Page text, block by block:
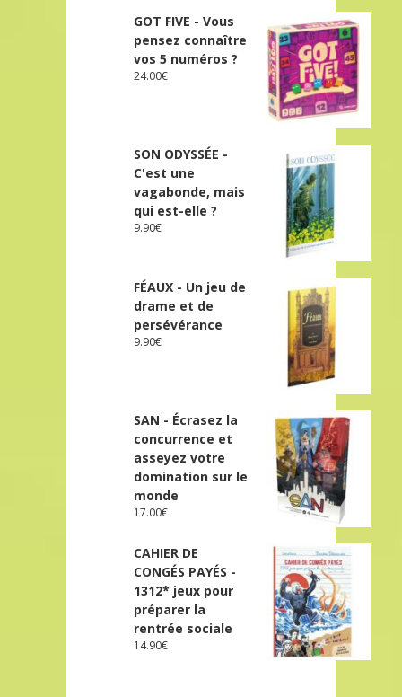
GOT FIVE - Vous
pensez connaître
vos 5 numéros ?
24.00€
SON ODYSSÉE -
C'est une
vagabonde, mais
qui est-elle ?
9.90€
FÉAUX - Un jeu de
drame et de
persévérance
9.90€
SAN - Écrasez la
concurrence et
asseyez votre
domination sur le
monde
17.00€
CAHIER DE
CONGÉS PAYÉS -
1312* jeux pour
préparer la
rentrée sociale
14.90€